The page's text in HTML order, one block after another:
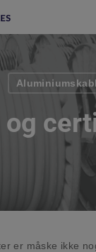
og
er måske ikke